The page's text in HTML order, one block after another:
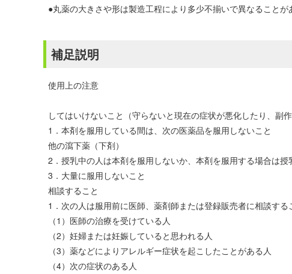
●丸薬の大きさや形は製造工程により多少不揃いで異なることが
補足説明
使用上の注意
してはいけないこと（守らないと現在の症状が悪化したり、副
1．本剤を服用している間は、次の医薬品を服用しないこと
他の瀉下薬（下剤）
2．授乳中の人は本剤を服用しないか、本剤を服用する場合は授
3．大量に服用しないこと
相談すること
1．次の人は服用前に医師、薬剤師または登録販売者に相談する
（1）医師の治療を受けている人
（2）妊婦または妊娠していると思われる人
（3）薬などによりアレルギー症状を起こしたことがある人
（4）次の症状のある人